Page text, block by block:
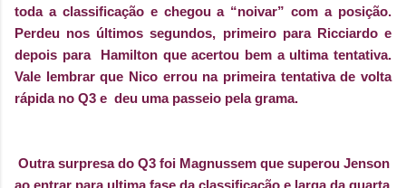
toda a classificação e chegou a “noivar” com a posição.
Perdeu nos últimos segundos, primeiro para Ricciardo e
depois para
Hamilton que acertou bem a ultima tentativa.
Vale lembrar que Nico errou na primeira tentativa de volta
rápida no Q3 e deu uma passeio pela grama.
Outra surpresa do Q3 foi Magnussem que superou Jenson
ao entrar para ultima fase da classificação e larga da quarta